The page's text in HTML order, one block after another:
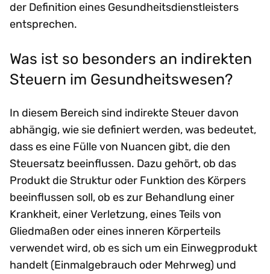
der Definition eines Gesundheitsdienstleisters
entsprechen.
Was ist so besonders an indirekten
Steuern im Gesundheitswesen?
In diesem Bereich sind indirekte Steuer davon
abhängig, wie sie definiert werden, was bedeutet,
dass es eine Fülle von Nuancen gibt, die den
Steuersatz beeinflussen. Dazu gehört, ob das
Produkt die Struktur oder Funktion des Körpers
beeinflussen soll, ob es zur Behandlung einer
Krankheit, einer Verletzung, eines Teils von
Gliedmaßen oder eines inneren Körperteils
verwendet wird, ob es sich um ein Einwegprodukt
handelt (Einmalgebrauch oder Mehrweg) und